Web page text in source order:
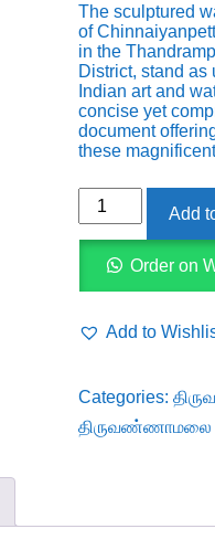
The sculptured
of
in the
District, stand as
Indian art and
concise yet
document
these
Sculptured
Tanks
at
Chinnaiyanpettai
Tiruvannamalai
District
Artistic
Add
Order on
Add to
Categories:
திருவண்ணாமலை